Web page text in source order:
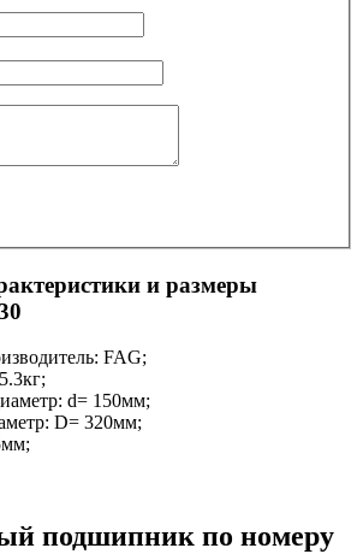
и размеры
FAG;
d= 150мм;
D= 320мм;
подшипник по номеру